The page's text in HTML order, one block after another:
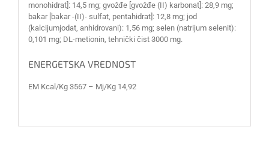
monohidrat]: 14,5 mg; gvožđe [gvožđe (II) karbonat]: 28,9 mg;
bakar [bakar -(II)- sulfat, pentahidrat]: 12,8 mg; jod
(kalcijumjodat, anhidrovani): 1,56 mg; selen (natrijum selenit):
0,101 mg; DL-metionin, tehnički čist 3000 mg.
ENERGETSKA VREDNOST
EM Kcal/Kg 3567 – Mj/Kg 14,92